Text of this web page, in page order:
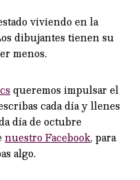
viviendo en la
dibujantes tienen su
menos.
queremos impulsar el
cada día y llenes
día de octubre
nuestro Facebook, para
algo.